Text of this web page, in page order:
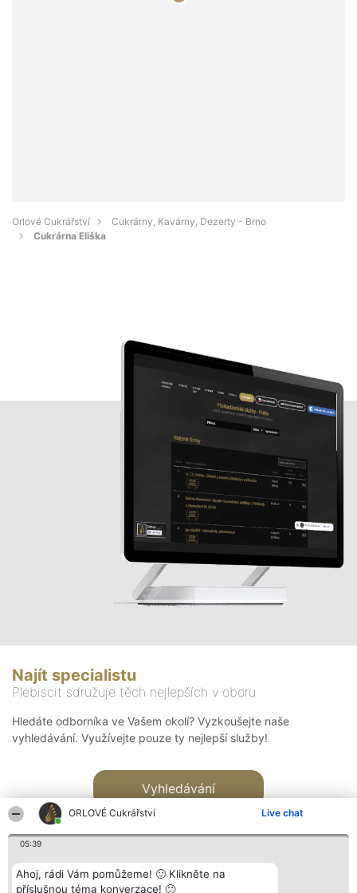
ORLOVÉ Cukrářství Live chat
05:39
Ahoj, rádi Vám pomůžeme! 🙂 Klikněte na
příslušnou téma konverzace! 🙂
Orlové Cukrářství
Cukrárny, Kavárny, Dezerty - Brno
Cukrárna Eliška
Najít specialistu
Plebiscit sdružuje těch nejlepších v oboru
Hledáte odborníka ve Vašem okolí? Vyzkoušejte naše
vyhledávání. Využívejte pouze ty nejlepší služby!
Vyhledávání